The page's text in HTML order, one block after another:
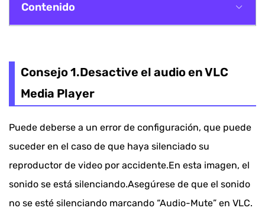
Contenido
Consejo 2.Actualice VLC a la última versión
de VLC Media Player
Consejo 4.Ajuste la configuración de audio de
VLC en Preferencias
Consejo 5.Marcó "Deshabilitar todas las
Consejo 1.Desactive el audio en VLC
Media Player
Puede deberse a un error de configuración, que puede
suceder en el caso de que haya silenciado su
reproductor de video por accidente.En esta imagen, el
sonido se está silenciando.Asegúrese de que el sonido
no se esté silenciando marcando “Audio-Mute” en VLC.